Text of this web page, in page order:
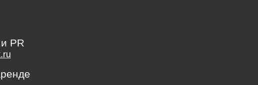
PR